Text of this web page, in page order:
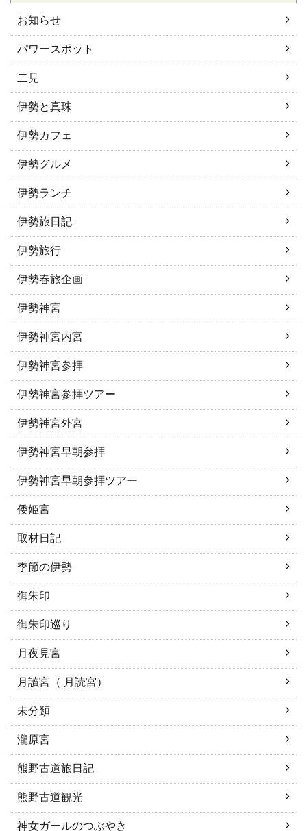
お知らせ
パワースポット
二見
伊勢と真珠
伊勢カフェ
伊勢グルメ
伊勢ランチ
伊勢旅日記
伊勢旅行
伊勢春旅企画
伊勢神宮
伊勢神宮内宮
伊勢神宮参拝
伊勢神宮参拝ツアー
伊勢神宮外宮
伊勢神宮早朝参拝
伊勢神宮早朝参拝ツアー
倭姫宮
取材日記
季節の伊勢
御朱印
御朱印巡り
月夜見宮
月讀宮（ 月読宮）
未分類
瀧原宮
熊野古道旅日記
熊野古道観光
神女ガールのつぶやき